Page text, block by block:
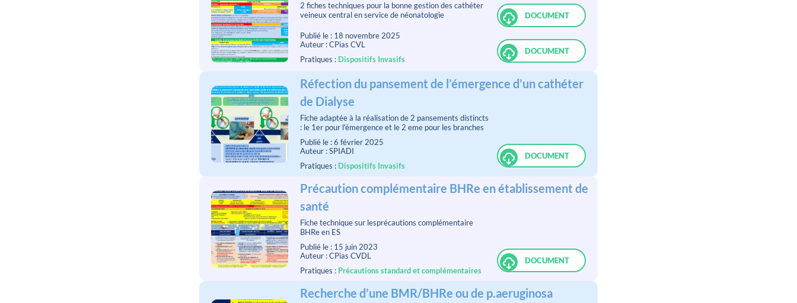
2 fiches techniques pour la bonne gestion des cathéter
veineux central en service de néonatologie
Publié le : 18 novembre 2025
Auteur : CPias CVL
Pratiques : Dispositifs Invasifs
DOCUMENT
DOCUMENT
Réfection du pansement de l’émergence d’un cathéter
de Dialyse
Fiche adaptée à la réalisation de 2 pansements distincts
: le 1er pour l'émergence et le 2 eme pour les branches
Publié le : 6 février 2025
Auteur : SPIADI
Pratiques : Dispositifs Invasifs
DOCUMENT
Précaution complémentaire BHRe en établissement de
santé
Fiche technique sur lesprécautions complémentaire
BHRe en ES
Publié le : 15 juin 2023
Auteur : CPias CVDL
Pratiques : Précautions standard et complémentaires
DOCUMENT
Recherche d’une BMR/BHRe ou de p.aeruginosa